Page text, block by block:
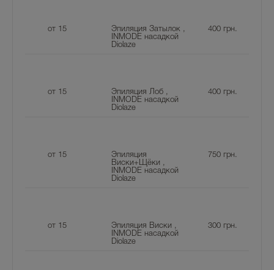
от 15
Эпиляция Затылок ,
INMODE насадкой
Diolaze
400грн.
от 15
Эпиляция Лоб ,
INMODE насадкой
Diolaze
400грн.
от 15
Эпиляция
Виски+Щёки ,
INMODE насадкой
Diolaze
750грн.
от 15
Эпиляция Виски ,
INMODE насадкой
Diolaze
300грн.